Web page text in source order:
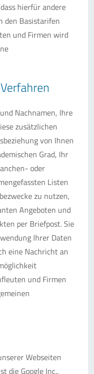
hierfür andere
den Basistarifen
und Firmen wird
Nachnamen, Ihre
zusätzlichen
von Ihnen
Grad, Ihr
oder
Listen
zu nutzen,
Angeboten und
per Briefpost. Sie
Ihrer Daten
eine Nachricht an
und Firmen
Webseiten
die Google Inc.,